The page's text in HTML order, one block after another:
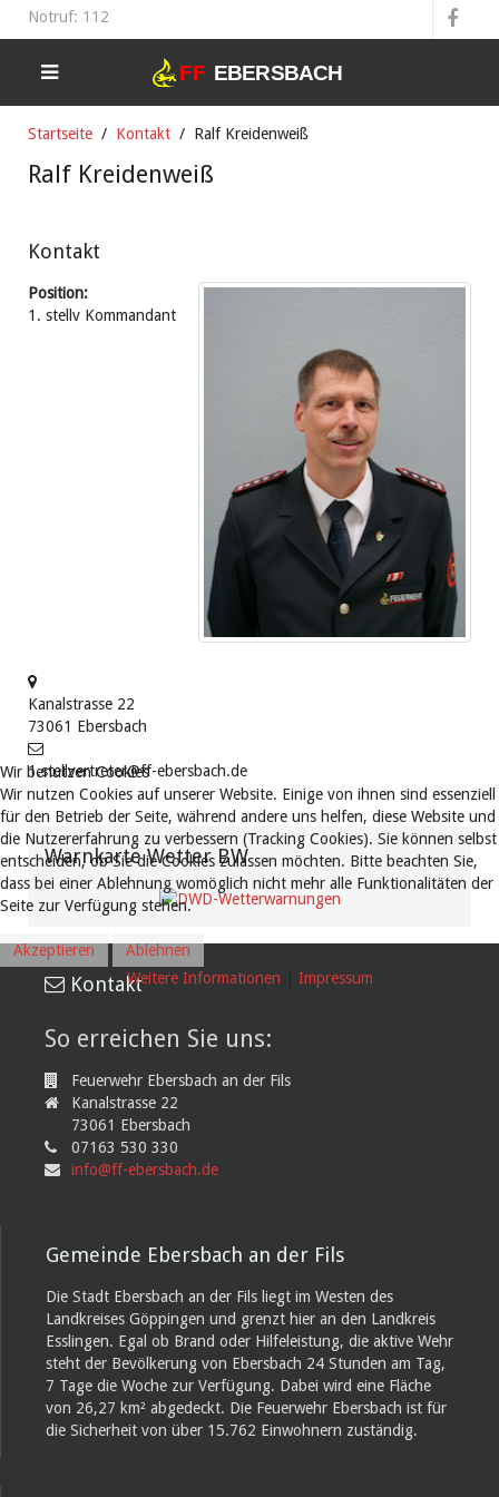
Notruf: 112
Startseite Kontakt Ralf Kreidenweiß
Ralf Kreidenweiß
Kontakt
Position:
1. stellv Kommandant
Kanalstrasse 22
73061 Ebersbach
1.stellvertreter@ff-ebersbach.de
Warnkarte Wetter BW
Kontakt
So erreichen Sie uns:
Feuerwehr Ebersbach an der Fils
Kanalstrasse 22
73061 Ebersbach
07163 530 330
info@ff-ebersbach.de
Gemeinde Ebersbach an der Fils
Die Stadt Ebersbach an der Fils liegt im Westen des
Landkreises Göppingen und grenzt hier an den Landkreis
Esslingen. Egal ob Brand oder Hilfeleistung, die aktive Wehr
steht der Bevölkerung von Ebersbach 24 Stunden am Tag,
7 Tage die Woche zur Verfügung. Dabei wird eine Fläche
von 26,27 km² abgedeckt. Die Feuerwehr Ebersbach ist für
die Sicherheit von über 15.762 Einwohnern zuständig.
Wir benutzen Cookies
Wir nutzen Cookies auf unserer Website. Einige von ihnen sind essenziell
für den Betrieb der Seite, während andere uns helfen, diese Website und
die Nutzererfahrung zu verbessern (Tracking Cookies). Sie können selbst
entscheiden, ob Sie die Cookies zulassen möchten. Bitte beachten Sie,
dass bei einer Ablehnung womöglich nicht mehr alle Funktionalitäten der
Seite zur Verfügung stehen.
Akzeptieren
Ablehnen
Weitere Informationen
Impressum